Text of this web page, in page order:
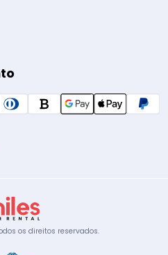
os direitos reservados.